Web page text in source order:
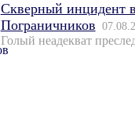
Скверный инцидент
Пограничников
Голый неадекват